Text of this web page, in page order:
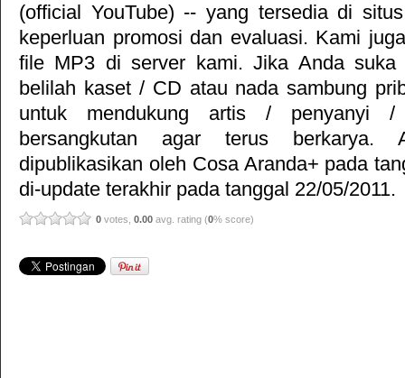
(official YouTube) -- yang tersedia di
keperluan promosi dan evaluasi. Kami
file MP3 di server kami. Jika Anda
belilah kaset / CD atau nada sambung
untuk mendukung artis / penyanyi
bersangkutan agar terus berkarya.
dipublikasikan oleh Cosa Aranda+ pada
di-update terakhir pada tanggal 22/05/2011.
0 votes, 0.00 avg. rating (0% score)